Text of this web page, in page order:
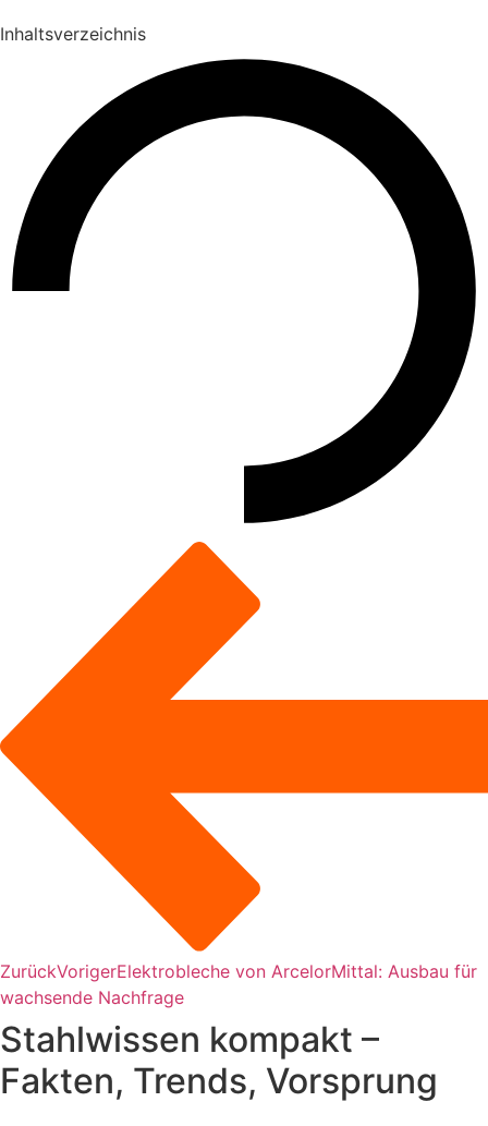
Inhaltsverzeichnis
ZurückVorigerElektrobleche von ArcelorMittal: Ausbau für
wachsende Nachfrage
Stahlwissen kompakt –
Fakten, Trends, Vorsprung